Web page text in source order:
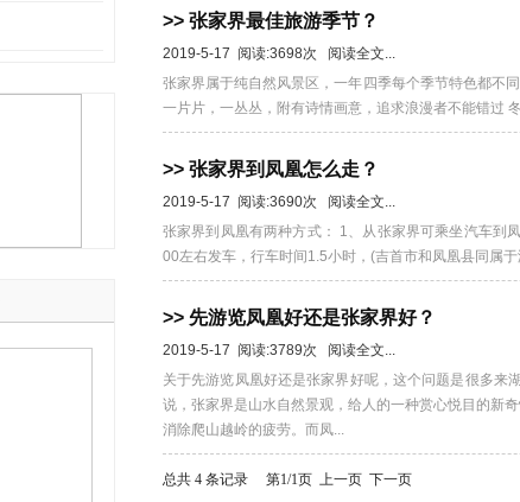
>> 张家界最佳旅游季节？
2019-5-17 阅读:3698次 阅读全文...
张家界属于纯自然风景区，一年四季每个季节特色都不
一片片，一丛丛，附有诗情画意，追求浪漫者不能错过
>> 张家界到凤凰怎么走？
2019-5-17 阅读:3690次 阅读全文...
张家界到凤凰有两种方式： 1、从张家界可乘坐汽车到
00左右发车，行车时间1.5小时，(吉首市和凤凰县同属
>> 先游览凤凰好还是张家界好？
2019-5-17 阅读:3789次 阅读全文...
关于先游览凤凰好还是张家界好呢，这个问题是很多来
说，张家界是山水自然景观，给人的一种赏心悦目的新
消除爬山越岭的疲劳。而凤...
总共 4 条记录 第1/1页 上一页 下一页